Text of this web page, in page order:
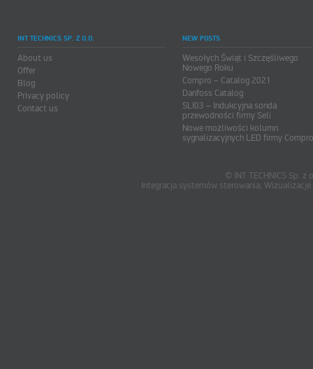
INT TECHNICS SP. Z O.O.
About us
Offer
Blog
Privacy policy
Contact us
NEW POSTS
Wesołych Świąt i Szczęśliwego
Nowego Roku
Compro – Catalog 2021
Danfoss Catalog
SLI03 – Indukcyjna sonda
przewodności firmy Seli
Nowe możliwości kolumn
sygnalizacyjnych LED firmy
© INT TECHNICS Sp.
Integracja systemów sterowania,